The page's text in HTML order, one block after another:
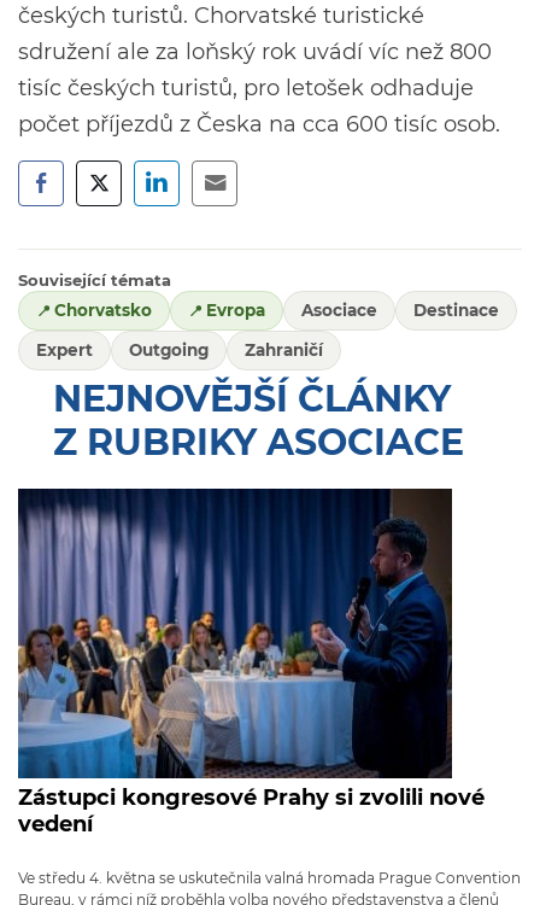
českých turistů. Chorvatské turistické
sdružení ale za loňský rok uvádí víc než 800
tisíc českých turistů, pro letošek odhaduje
počet příjezdů z Česka na cca 600 tisíc osob.
Související témata
Chorvatsko
Evropa Asociace Destinace
Expert Outgoing Zahraničí
NEJNOVĚJŠÍ ČLÁNKY
Z RUBRIKY ASOCIACE
Zástupci kongresové Prahy si zvolili nové
vedení
Ve středu 4. května se uskutečnila valná hromada Prague Convention
Bureau, v rámci níž proběhla volba nového představenstva a členů